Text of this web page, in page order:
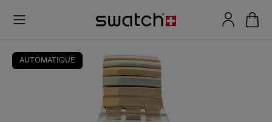
AUTOMATIQUE